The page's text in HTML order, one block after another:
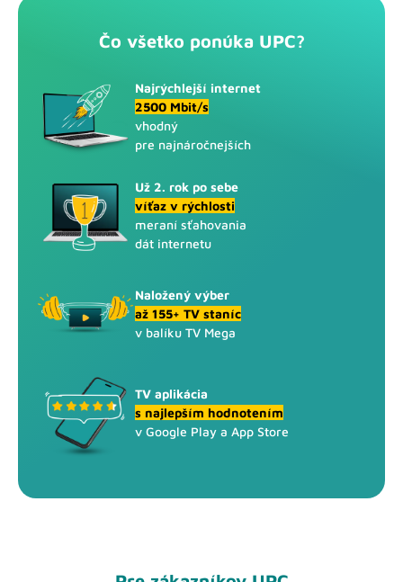
Čo všetko ponúka UPC?
Najrýchlejší internet
2500 Mbit/s
vhodný
pre najnáročnejších
Už 2. rok po sebe
víťaz v rýchlosti
meraní sťahovania
dát internetu
Naložený výber
až 155+ TV staníc
v balíku TV Mega
TV aplikácia
s najlepším hodnotením
v Google Play a App Store